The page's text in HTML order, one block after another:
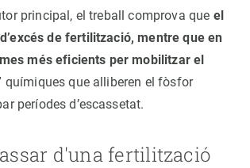
principal, el treball comprova que el
de fertilització, mentre que en
més eficients per mobilitzar el
químiques que alliberen el fòsfor
períodes d’escassetat.
d'una fertilització